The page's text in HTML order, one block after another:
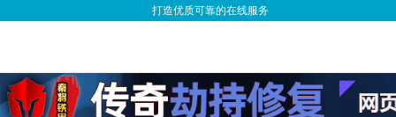
打造优质可靠的在线服务